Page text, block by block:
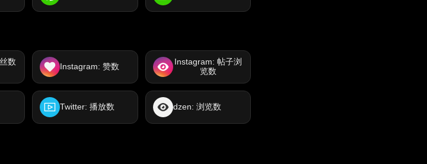
数
Instagram: 赞数
Instagram: 帖子浏
览数
Twitter: 播放数 dzen: 浏览数